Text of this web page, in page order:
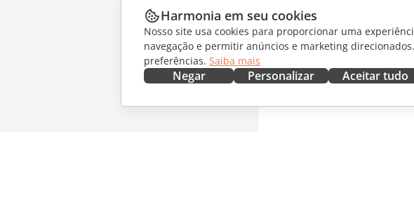
Harmonia em seu cookies
Nosso site usa cookies para proporcionar uma
navegação e permitir anúncios e marketing
preferências. Saiba mais
Negar Personalizar Aceitar tudo